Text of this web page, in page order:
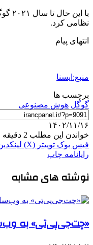
با
نظامی کرد.
انتهای پیام
منبع:ایسنا
برچسب ها
گوگل هوش مصنوعی
۱۴۰۲/۱۱/۱۶
خواندن این مطلب 2 دقیقه زمان میبرد
فیس بوک توییتر (X)
رایانامه چاپ
نوشته های مشابه
«چت‌جی‌پی‌تی» به